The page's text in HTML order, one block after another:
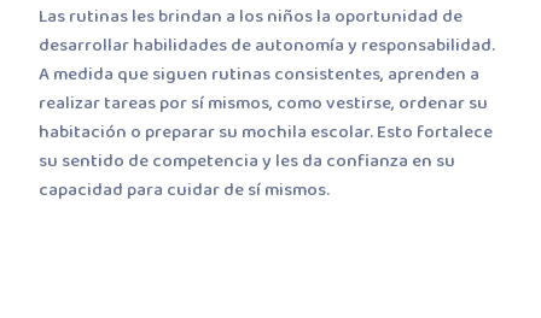
Las rutinas les brindan a los niños la oportunidad de
desarrollar habilidades de autonomía y responsabilidad.
A medida que siguen rutinas consistentes, aprenden a
realizar tareas por sí mismos, como vestirse, ordenar su
habitación o preparar su mochila escolar. Esto fortalece
su sentido de competencia y les da confianza en su
capacidad para cuidar de sí mismos.